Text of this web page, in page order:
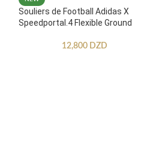
Souliers de Football Adidas X
Speedportal.4 Flexible Ground
12,800 DZD